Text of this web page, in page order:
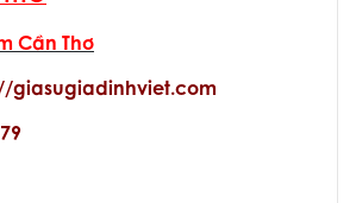
Cần Thơ
giasugiadinhviet.com